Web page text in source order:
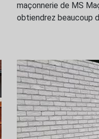
maçonnerie de MS
obtiendrez beaucoup